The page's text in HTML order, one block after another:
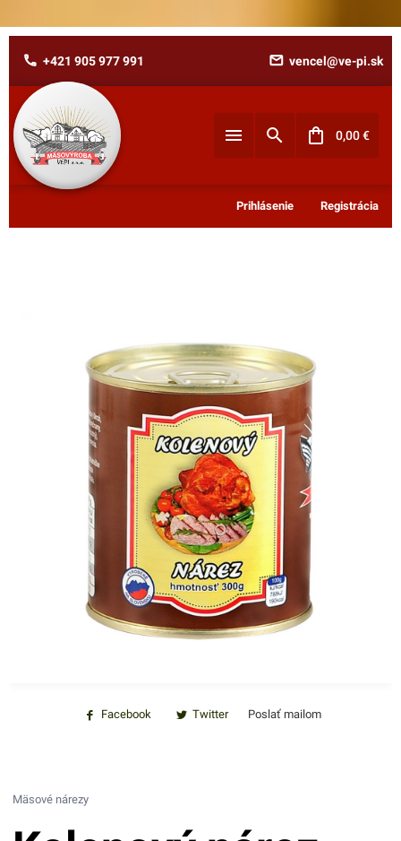
+421 905 977 991 vencel@ve-pi.sk
0,00€
Registrácia
Prihlásenie
E-mail
Facebook Twitter Poslať mailom
Mäsové nárezy